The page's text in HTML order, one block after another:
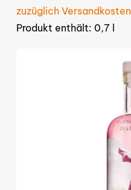
zuzüglich Versandkosten
Produkt enthält: 0,7 l